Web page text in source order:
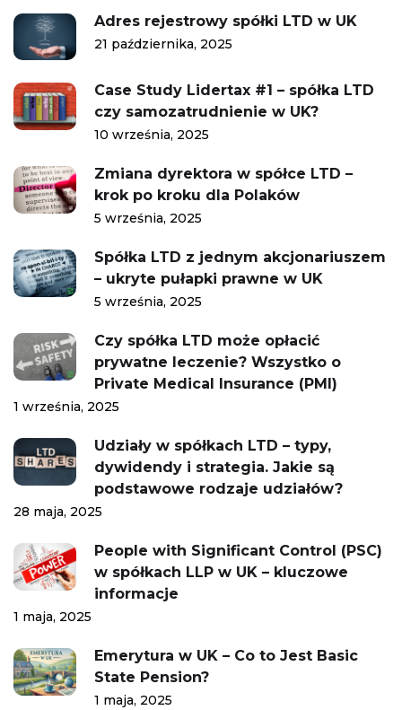
Adres rejestrowy spółki LTD w UK
21 października, 2025
Case Study Lidertax #1 – spółka LTD
czy samozatrudnienie w UK?
10 września, 2025
Zmiana dyrektora w spółce LTD –
krok po kroku dla Polaków
5 września, 2025
Spółka LTD z jednym akcjonariuszem
– ukryte pułapki prawne w UK
5 września, 2025
Czy spółka LTD może opłacić
prywatne leczenie? Wszystko o
Private Medical Insurance (PMI)
1 września, 2025
Udziały w spółkach LTD – typy,
dywidendy i strategia. Jakie są
podstawowe rodzaje udziałów?
28 maja, 2025
People with Significant Control (PSC)
w spółkach LLP w UK – kluczowe
informacje
1 maja, 2025
Emerytura w UK – Co to Jest Basic
State Pension?
1 maja, 2025